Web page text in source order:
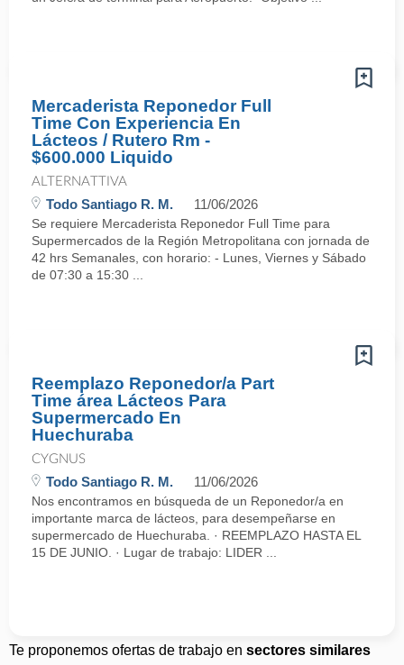
Mercaderista Reponedor Full
Time Con Experiencia En
Lácteos / Rutero Rm -
$600.000 Liquido
ALTERNATTIVA
Todo Santiago R. M. 11/06/2026
Se requiere Mercaderista Reponedor Full Time para
Supermercados de la Región Metropolitana con jornada de
42 hrs Semanales, con horario: - Lunes, Viernes y Sábado
de 07:30 a 15:30 ...
Reemplazo Reponedor/a Part
Time área Lácteos Para
Supermercado En
Huechuraba
CYGNUS
Todo Santiago R. M. 11/06/2026
Nos encontramos en búsqueda de un Reponedor/a en
importante marca de lácteos, para desempeñarse en
supermercado de Huechuraba. · REEMPLAZO HASTA EL
15 DE JUNIO. · Lugar de trabajo: LIDER ...
Te proponemos ofertas de trabajo en sectores similares